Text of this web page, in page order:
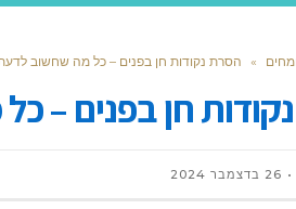
» הסרת נקודות חן בפנים – כל מה שחשוב
חן בפנים –
26 בדצמבר 2024